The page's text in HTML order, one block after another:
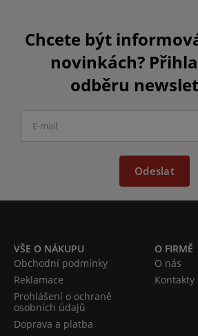
Chcete být
novinkách?
odběru
Odeslat
VŠE O NÁKUPU
Obchodní podmínky
Reklamace
Prohlášení o ochraně
osobních údajů
Doprava a platba
O FIRMĚ
O nás
Kontakty